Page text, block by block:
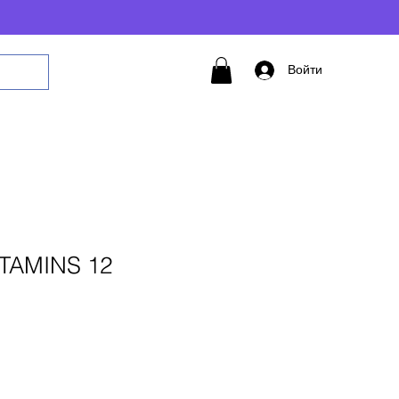
Войти
12